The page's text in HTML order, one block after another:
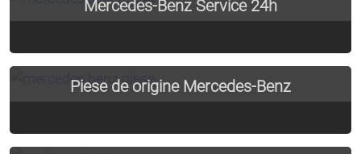
Mercedes-Benz Service 24h
Piese de origine Mercedes-Benz